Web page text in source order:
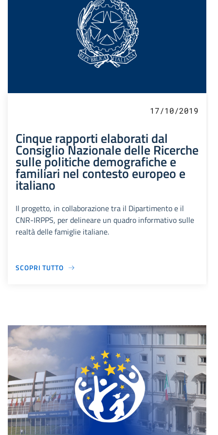
17/10/2019
Cinque rapporti elaborati dal
Consiglio Nazionale delle Ricerche
sulle politiche demografiche e
familiari nel contesto europeo e
italiano
Il progetto, in collaborazione tra il Dipartimento e il
CNR-IRPPS, per delineare un quadro informativo sulle
realtà delle famiglie italiane.
SCOPRI TUTTO